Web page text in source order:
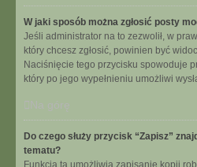
W jaki sposób można zgłosić posty
Jeśli administrator na to zezwolił, w
który chcesz zgłosić, powinien być
Naciśnięcie tego przycisku spowoduje
który po jego wypełnieniu umożliwi
Na górę
Do czego służy przycisk “Zapisz”
tematu?
Funkcja ta umożliwia zapisanie kopii